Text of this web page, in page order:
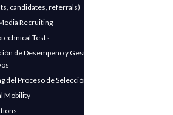
candidates, referrals)
Recruiting
Tests
de Desempeño y Gestión de
del Proceso de Selección
Mobility